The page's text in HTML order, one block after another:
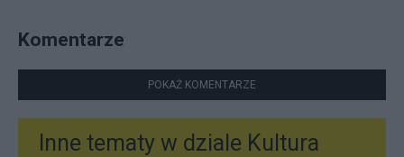
Komentarze
POKAŻ KOMENTARZE
Inne tematy w dziale Kultura